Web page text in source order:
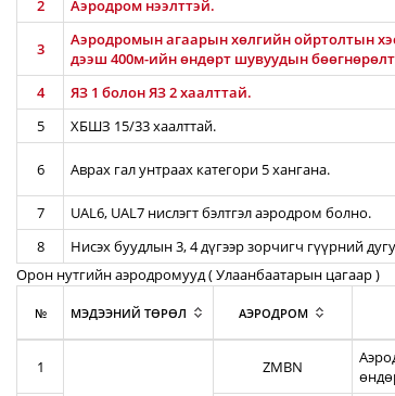
2
Аэродром нээлттэй.
3
Аэродромын агаарын хөлгийн ойртолтын
дээш 400м-ийн өндөрт шувуудын
4 ЯЗ 1 болон ЯЗ 2 хаалттай.
5
ХБШЗ 15/33 хаалттай.
6 Аврах гал унтраах категори 5 хангана.
7 UAL6, UAL7 нислэгт бэлтгэл аэродром болно.
8
Нисэх буудлын 3, 4 дүгээр зорчигч гүүрний
Орон нутгийн аэродромууд ( Улаанбаатарын цагаар )
№ МЭДЭЭНИЙ ТӨРӨЛ АЭРОДРОМ
1 ZMBN